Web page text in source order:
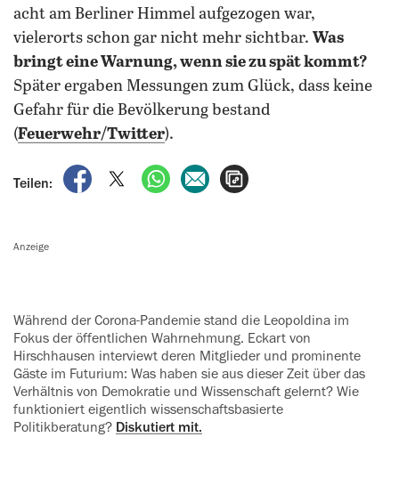
acht am Berliner Himmel aufgezogen war,
vielerorts schon gar nicht mehr sichtbar. Was
bringt eine Warnung, wenn sie zu spät kommt?
Später ergaben Messungen zum Glück, dass keine
Gefahr für die Bevölkerung bestand
(Feuerwehr/Twitter).
Teilen:
auf Facebook teilen
auf X teilenper WhatsApp teilen
per E-Mail teilen
Anzeige
Während der Corona-Pandemie stand die Leopoldina im
Fokus der öffentlichen Wahrnehmung. Eckart von
Hirschhausen interviewt deren Mitglieder und prominente
Gäste im Futurium: Was haben sie aus dieser Zeit über das
Verhältnis von Demokratie und Wissenschaft gelernt? Wie
funktioniert eigentlich wissenschaftsbasierte
Politikberatung? Diskutiert mit.